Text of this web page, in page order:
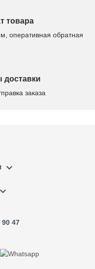
товара
оперативная обратная
заказа
90 47